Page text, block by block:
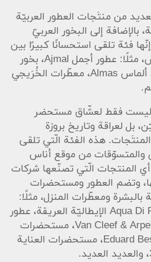
من منتَجات العطور العربيّة
بالإضافة إلى البخور العربيّ
فئة تلقى استحسانًا كبيرًا بين
المتسوّقين من موقع أناس، مثلًا: عطور أجمل Ajmal، بخور
آي عود iOud، بخور وأعواد ألماس Almas، معطّرات الخُرَيجي
ليست فقط لعشّاق مستحضر
بل لعراقة وتاريخ بروزة
هذه الفئة الّتي تلقى
والمتسوّقات من موقع أناس
المنتجات الّتي تصنّعها شركات
وتضم العطور ومستحضرات
بالبشرة ومعطّرات المنزل، مثلًا:
عطور أكوا دي بارما Aqua Di Parma الإيطاليّة العريقة، عطور
فان جميعيف آند أربليز Van Cleef & Arpels، مستحضرات
المكياج من إدوارد بس Eduard Bess، مستحضرات العناية